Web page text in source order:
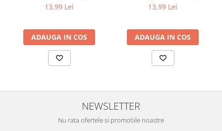
13,99 Lei
ADAUGA IN COS
13,99 Lei
ADAUGA IN COS
NEWSLETTER
Nu rata ofertele si promotiile noastre